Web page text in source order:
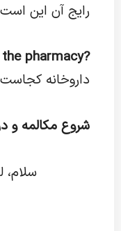
رایج آن این است:
the pharmacy?
داروخانه کجاست؟
شروع مکالمه و
سلام،